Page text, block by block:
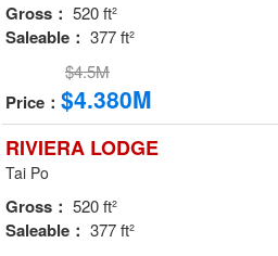
Gross： 520 ft²
Saleable： 377 ft²
$4.5M
Price： $4.380M
RIVIERA LODGE
Tai Po
Gross： 520 ft²
Saleable： 377 ft²